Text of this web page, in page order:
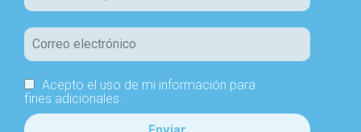
Acepto el uso de mi información para
fines adicionales.